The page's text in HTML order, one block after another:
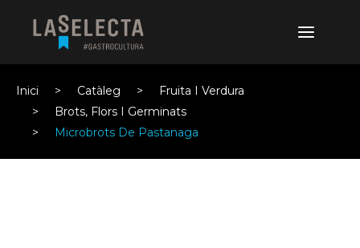
Inici Catàleg
Fruita I Verdura
Brots, Flors I Germinats
Microbrots De Pastanaga